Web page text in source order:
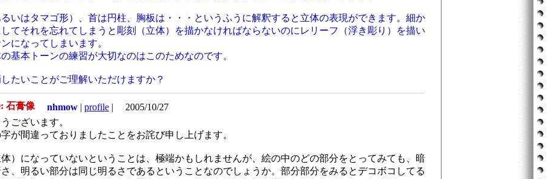
いはタマゴ形）、首は円柱、胸板は・・・というふうに解釈すると立体の表現ができます。細か
てそれを忘れてしまうと彫刻（立体）を描かなければならないのにレリーフ（浮き彫り）を描い
になってしまいます。
基本トーンの練習が大切なのはこのためなのです。
たいことがご理解いただけますか？
石膏像 nhmow | profile |
2005/10/27
ございます。
が間違っておりましたことをお詫び申し上げます。
）になっていないということは、極端かもしれませんが、絵の中のどの部分をとってみても、暗
、明るい部分は同じ明るさであるということなのでしょうか。部分部分をみるとデコボコしてる